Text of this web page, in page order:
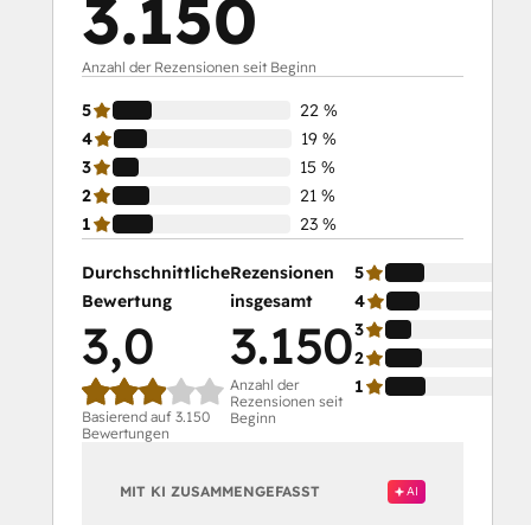
3.150
Anzahl der Rezensionen seit Beginn
5
22 %
4
19 %
3
15 %
2
21 %
1
23 %
Durchschnittliche
Bewertung
3,0
Basierend auf 3.150
Bewertungen
Rezensionen
insgesamt
3.150
Anzahl der
Rezensionen seit
Beginn
5
4
3
2
1
MIT KI ZUSAMMENGEFASST AI